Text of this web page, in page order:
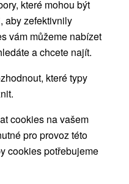
NEJLEVNĚJŠÍ
které mohou být
aby zefektivnily
vám můžeme nabízet
a chcete najít.
které typy
cookies na vašem
pro provoz této
cookies potřebujeme